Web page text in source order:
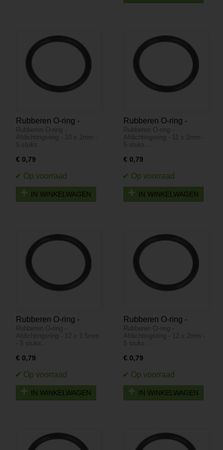
Rubberen O-ring -
Afdichtingsring - 10 x
2mm - 5 stuks
Rubberen O-ring -
Afdichtingsring - 10 x 2mm -
5 stuks…
€ 0,79
IN WINKELWAGEN
Rubberen O-ring -
Afdichtingsring - 11 x
2mm - 5 stuks
Rubberen O-ring -
Afdichtingsring - 11 x 2mm -
5 stuks…
€ 0,79
IN WINKELWAGEN
Rubberen O-ring -
Afdichtingsring - 12 x
1.5mm - 5 stuks
Rubberen O-ring -
Afdichtingsring - 12 x 1.5mm
- 5 stuks…
€ 0,79
IN WINKELWAGEN
Rubberen O-ring -
Afdichtingsring - 12 x
2mm - 5 stuks
Rubberen O-ring -
Afdichtingsring - 12 x 2mm -
5 stuks…
€ 0,79
IN WINKELWAGEN